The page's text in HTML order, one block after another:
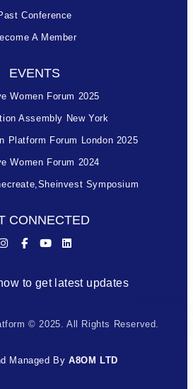
Conference
A Member
EVENTS
Women Forum 2025
Assembly New York
Platform Forum London 2025
Women Forum 2024
Symposium
CONNECTED
to get latest updates
© 2025. All Rights Reserved.
Managed By A8OM LTD